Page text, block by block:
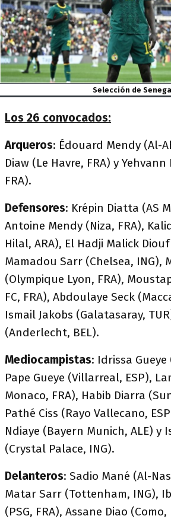
Selección de
Los 26 convocados:
Arqueros: Édouard Mendy (Al-
Diaw (Le Havre, FRA) y Yehvann
FRA).
Defensores: Krépin Diatta (AS
Antoine Mendy (Niza, FRA),
Hilal, ARA), El Hadji Malick
Mamadou Sarr (Chelsea, ING),
(Olympique Lyon, FRA),
FC, FRA), Abdoulaye Seck
Ismail Jakobs (Galatasaray,
(Anderlecht, BEL).
Mediocampistas: Idrissa
Pape Gueye (Villarreal, ESP),
Monaco, FRA), Habib Diarra
Pathé Ciss (Rayo Vallecano,
Ndiaye (Bayern Munich, ALE) y
(Crystal Palace, ING).
Delanteros: Sadio Mané (Al-
Matar Sarr (Tottenham, ING),
(PSG, FRA), Assane Diao